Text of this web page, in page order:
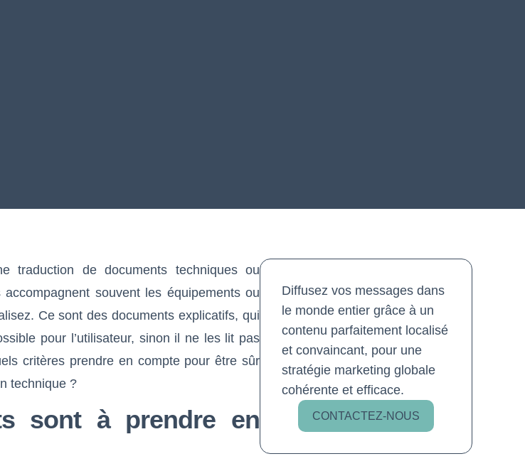
traduction de documents techniques ou
souvent les équipements ou
Ce sont des documents explicatifs, qui
pour l’utilisateur, sinon il ne les lit pas
critères prendre en compte pour être sûr
technique ?
sont à prendre en
Diffusez vos messages dans
le monde entier grâce à un
contenu parfaitement localisé
et convaincant, pour une
stratégie marketing globale
cohérente et efficace.
CONTACTEZ-NOUS